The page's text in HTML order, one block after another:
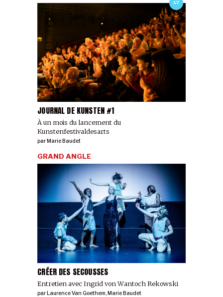
1/7
JOURNAL DE KUNSTEN #1
À un mois du lancement du
Kunstenfestivaldesarts
par Marie Baudet
CRÉER DES SECOUSSES
Entretien avec Ingrid von Wantoch Rekowski
GRAND ANGLE
parLaurence Van Goethem,Marie Baudet